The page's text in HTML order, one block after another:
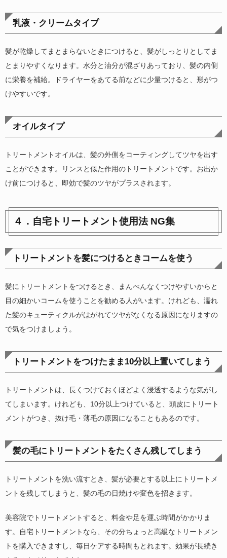
乳液・クリームタイプ
髪が乾燥してまとまらないときにつけると、髪がしっとりとしてま
とまりやすくなります。水分と油分が混ざりあっており、髪の内側
に栄養を補給。ドライヤーをあてる前などに少量つけると、形がつ
けやすいです。
オイルタイプ
トリートメントオイルは、髪の外側をコーティングしてツヤを出す
ことができます。リンスと似た作用のトリートメントです。お出か
け前につけると、即効で髪のツヤがプラスされます。
４．自宅トリートメント使用法 NG集
トリートメントを髪につけるときコームを使う
髪にトリートメントをつけるとき、まんべんなくつけやすいからと
目の細かいコームを使うことを勧める人がいます。けれども、濡れ
た髪のキューティクルがはがれてツヤがなくなる原因になりますの
で気をつけましょう。
トリートメントをつけたまま10分以上置いてしまう
トリートメントは、長くつけておくほどよく浸透するような気がし
てしまいます。けれども、10分以上つけていると、頭皮にトリート
メントがつき、抜け毛・薄毛の原因になることもあるのです。
髪の毛にトリートメントをたくさん残してしまう
トリートメントを洗い流すとき、髪が必要とする以上にトリートメ
ントを残してしまうと、髪の毛の日焼けや変色を招きます。
美容院でトリートメントすると、料金や足を運ぶ時間がかかりま
す。自宅トリートメントなら、その分ちょっと高級なトリートメン
トを購入できますし、毎日ケアする時間もとれます。効果が長続き